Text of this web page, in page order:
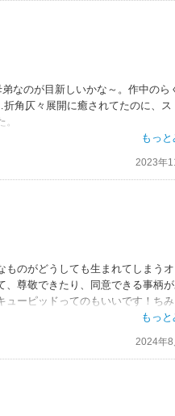
なのが目新しいかな～。作中のら
角仄々展開に癒されてたのに、ス
足！
もっ
2023年
ものがどうしても生まれてしまう
尊敬できたり、同意できる事柄
ーピッドってのもいいです！ち
編あってもいいなぁ。とにかくイ
もっ
2024年8